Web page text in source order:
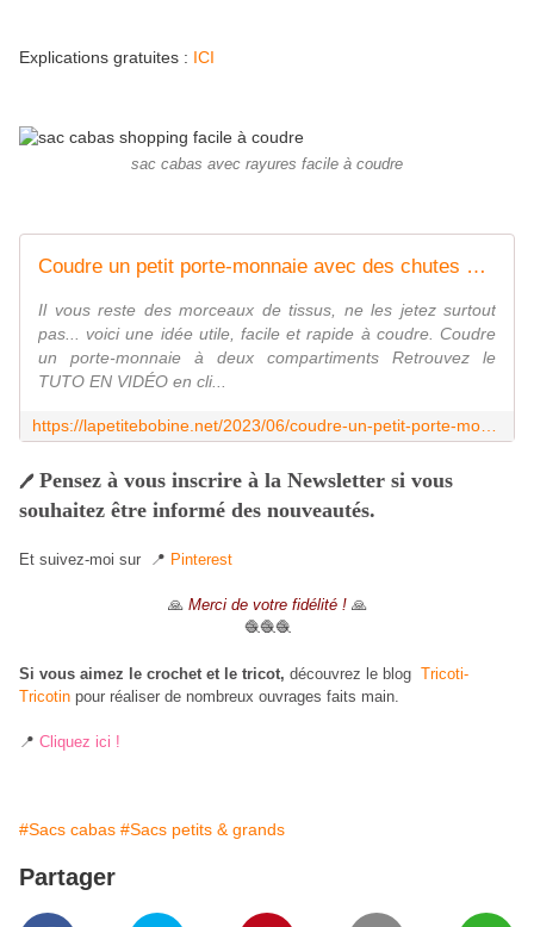
Explications gratuites : ICI
sac cabas avec rayures facile à coudre
Coudre un petit porte-monnaie avec des chutes de tissus ! - La Petite Bobine * La couture, c'est l'aventure !
Il vous reste des morceaux de tissus, ne les jetez surtout
pas... voici une idée utile, facile et rapide à coudre. Coudre
un porte-monnaie à deux compartiments Retrouvez le
TUTO EN VIDÉO en cli...
🖊Pensez à vous inscrire à la Newsletter si vous
souhaitez être informé des nouveautés.
Et suivez-moi sur 📍 Pinterest
🙏 Merci de votre fidélité !🙏
🧶🧶🧶
Si vous aimez le crochet et le tricot, découvrez le blog Tricoti-
Tricotin pour réaliser de nombreux ouvrages faits main.
📍 Cliquez ici !
#Sacs cabas #Sacs petits & grands
Partager